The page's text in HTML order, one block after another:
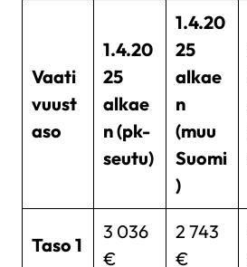
Vaati
vuust
aso
1.4.20
25
alkae
n (pk-
seutu)
1.4.20
25
alkae
n
(muu
Suomi
)
Taso 1
3 036
€
2 743
€